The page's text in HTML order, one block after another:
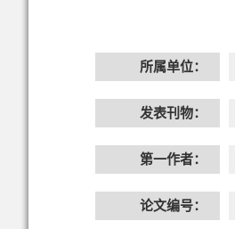
所属单位：
发表刊物：
第一作者：
论文编号：